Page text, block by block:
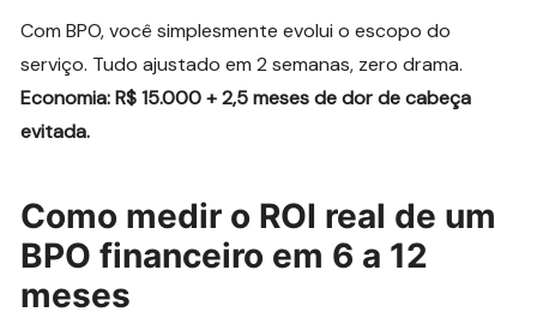
Com BPO, você simplesmente evolui o escopo do
serviço. Tudo ajustado em 2 semanas, zero drama.
Economia: R$ 15.000 + 2,5 meses de dor de cabeça
evitada.
Como medir o ROI real de um
BPO financeiro em 6 a 12
meses